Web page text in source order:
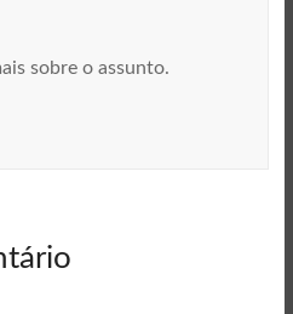
sobre o assunto.